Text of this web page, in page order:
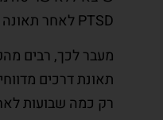
PTSD לאחר תאונה שיצריך טיפול מתמשך.
מעבר לכך, רבים
תאונת דרכים
רק כמה שבועות